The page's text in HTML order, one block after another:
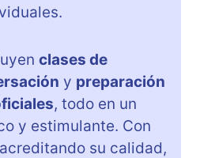
clases de
y preparación
, todo en un
y estimulante. Con
acreditando su calidad,